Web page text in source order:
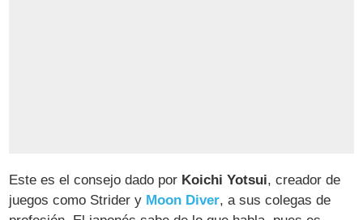
Este es el consejo dado por Koichi Yotsui, creador de
juegos como Strider y Moon Diver, a sus colegas de